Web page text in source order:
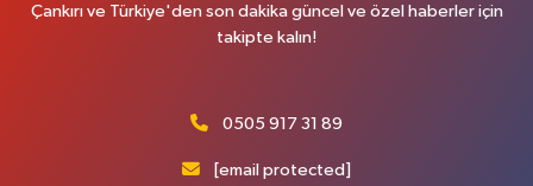
Çankırı ve Türkiye'den son dakika güncel ve özel haberler için
takipte kalın!
0505 917 31 89
[email protected]